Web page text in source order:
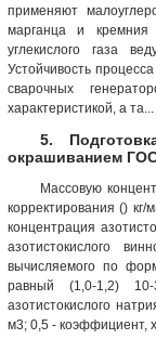
применяют
марганца и
углекислого газа
Устойчивость
сварочных
характеристикой, а та...
5.
окрашиванием
Массовую
корректирования ()
концентрация
азотистокислого
вычисляемого по
равный (1,0-1,2)
азотистокислого
м3; 0,5 - коэффициент,